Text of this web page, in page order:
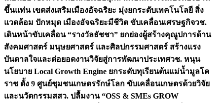
ขึ้นแท่น เขตส่งเสริมเมืองอัจฉริยะ มุ่งยกระดับเทคโนโลยี สิ่ง
แวดล้อม ปักหมุด เมืองอัจฉริยะมีชีวิต ขับเคลื่อนเศรษฐกิจวช.
เดินหน้าขับเคลื่อน “รางวัลธัชชา” ยกย่องผู้สร้างคุณูปการด้าน
สังคมศาสตร์ มนุษยศาสตร์ และศิลปกรรมศาสตร์ สร้างแรง
บันดาลใจและต่อยอดงานวิจัยสู่การพัฒนาประเทศวช. หนุน
นโยบาย Local Growth Engine ยกระดับทุเรียนต้นแม่น้ำมูลโค
ราช ตั้ง 9 ศูนย์ชุมชนเกษตรรักษ์โลก ขับเคลื่อนเกษตรด้วยวิจัย
และนวัตกรรมสสว. ปลื้มงาน “OSS & SMEs GROW